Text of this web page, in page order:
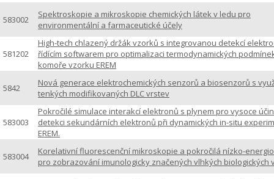
583002
Spektroskopie a mikroskopie chemických látek v ledu pro
environmentální a farmaceutické účely
581202
High-tech chlazený držák vzorků s integrovanou detekcí
řídícím softwarem pro optimalizaci termodynamických
komoře vzorku EREM
5842
Nová generace elektrochemických senzorů a biosenzorů s
tenkých modifikovaných DLC vrstev
583003
Pokročilé simulace interakcí elektronů s plynem pro vysoce
detekci sekundárních elektronů při dynamických in-situ
EREM.
583004
Korelativní fluorescenční mikroskopie a pokročilá nízko-
pro zobrazování imunologicky značených vlhkých biologických